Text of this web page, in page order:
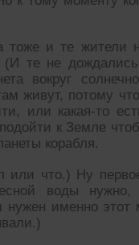
тоже и те жители
(И те не
вокруг
живут, потому
или какая-то
к Земле
корабля.
или что.) Ну
воды нужно,
именно